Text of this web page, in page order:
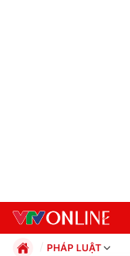
PHÁP LUẬT